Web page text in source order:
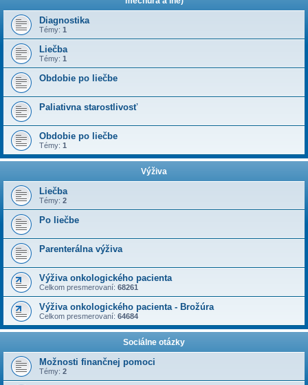
Diagnostika
Témy: 1
Liečba
Témy: 1
Obdobie po liečbe
Paliativna starostlivosť
Obdobie po liečbe
Témy: 1
Výživa
Liečba
Témy: 2
Po liečbe
Parenterálna výživa
Výživa onkologického pacienta
Celkom presmerovaní: 68261
Výživa onkologického pacienta - Brožúra
Celkom presmerovaní: 64684
Sociálne otázky
Možnosti finančnej pomoci
Témy: 2